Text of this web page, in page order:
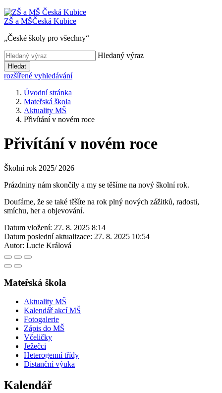
ZŠ a MŠČeská Kubice
„České školy pro všechny“
Hledaný výraz
Hledat
rozšířené vyhledávání
Úvodní stránka
Mateřská škola
Aktuality MŠ
Přivítání v novém roce
Přivítání v novém roce
Školní rok 2025/ 2026
Prázdniny nám skončily a my se těšíme na nový školní rok.
Doufáme, že se také těšíte na rok plný nových zážitků, radosti,
smíchu, her a objevování.
Datum vložení: 27. 8. 2025 8:14
Datum poslední aktualizace: 27. 8. 2025 10:54
Autor: Lucie Králová
Mateřská škola
Aktuality MŠ
Kalendář akcí MŠ
Fotogalerie
Zápis do MŠ
Včeličky
Ježečci
Heterogenní třídy
Distanční výuka
Kalendář